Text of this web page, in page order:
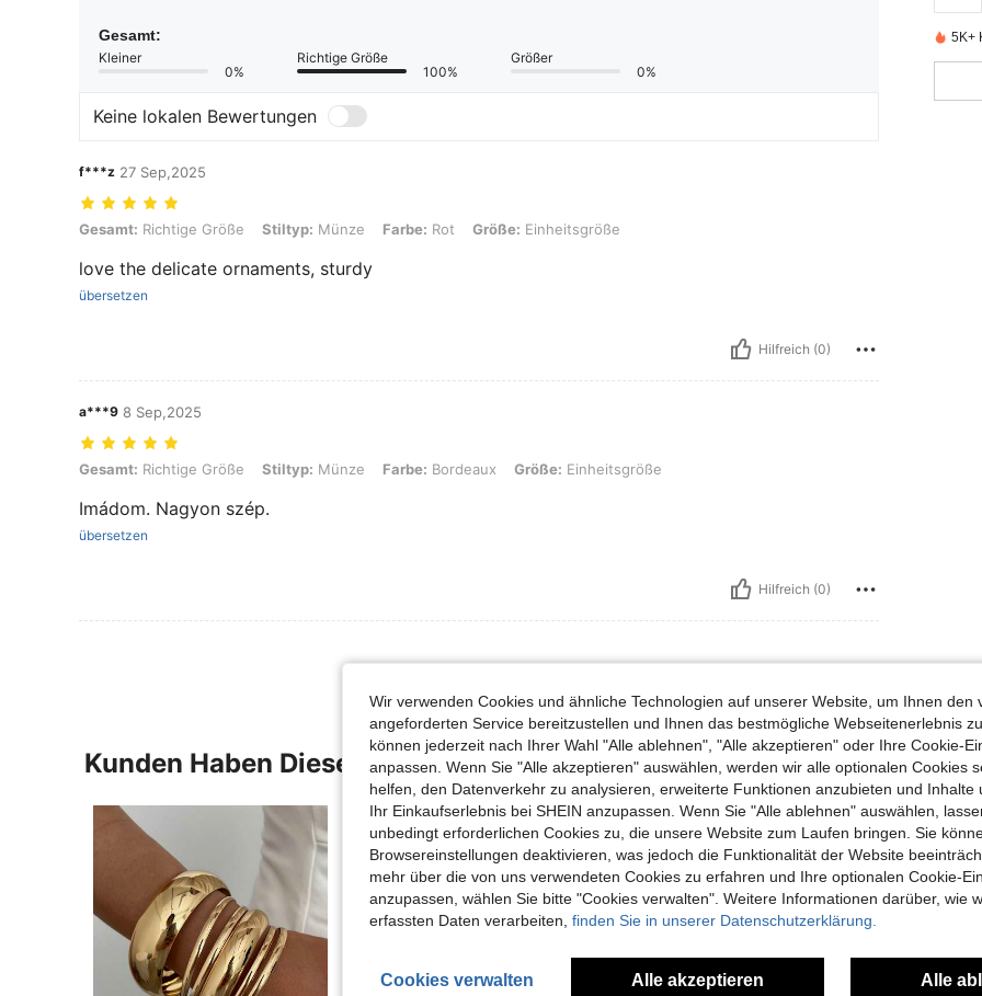
Gesamt:
Kleiner
0%
Richtige Größe
100%
Größer
0%
Keine lokalen Bewertungen
f***z 27 Sep,2025
Gesamt: Richtige Größe, Stiltyp: Münze, Farbe: Rot, Größe: Einheitsgröße
Gesamt: Richtige Größe Stiltyp: Münze Farbe: Rot Größe: Einheitsgröße
love the delicate ornaments, sturdy
übersetzen
Hilfreich (0)
a***9 8 Sep,2025
Gesamt: Richtige Größe, Stiltyp: Münze, Farbe: Bordeaux, Größe: Einheitsgröße
Gesamt: Richtige Größe Stiltyp: Münze Farbe: Bordeaux Größe: Einheitsgröße
Imádom. Nagyon szép.
übersetzen
Hilfreich (0)
5K+
Kunden Haben Diese Artikel Auch Angeschaut
Wir verwenden Cookies und ähnliche Technologien auf unserer Website, um Ihnen den
angeforderten Service bereitzustellen und Ihnen das bestmögliche Webseitenerlebnis
können jederzeit nach Ihrer Wahl "Alle ablehnen", "Alle akzeptieren" oder Ihre Cookie-
anpassen. Wenn Sie "Alle akzeptieren" auswählen, werden wir alle optionalen Cookies
helfen, den Datenverkehr zu analysieren, erweiterte Funktionen anzubieten und Inhalte
Ihr Einkaufserlebnis bei SHEIN anzupassen. Wenn Sie "Alle ablehnen" auswählen,
unbedingt erforderlichen Cookies zu, die unsere Website zum Laufen bringen. Sie
Browsereinstellungen deaktivieren, was jedoch die Funktionalität der Website
mehr über die von uns verwendeten Cookies zu erfahren und Ihre optionalen Cookie-
anzupassen, wählen Sie bitte "Cookies verwalten". Weitere Informationen darüber, wie
erfassten Daten verarbeiten, finden Sie in unserer Datenschutzerklärung.
Cookies verwalten Alle akzeptieren Alle